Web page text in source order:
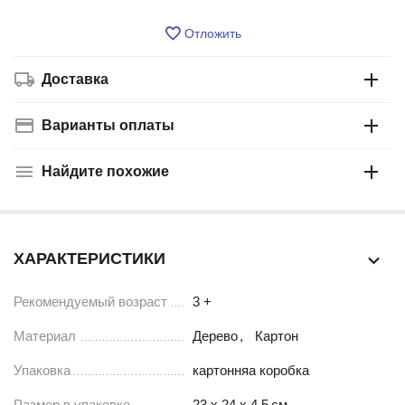
Отложить
Доставка
Варианты оплаты
Найдите похожие
ХАРАКТЕРИСТИКИ
Рекомендуемый возраст 3 +
Материал Дерево, Картон
Упаковка картонняа коробка